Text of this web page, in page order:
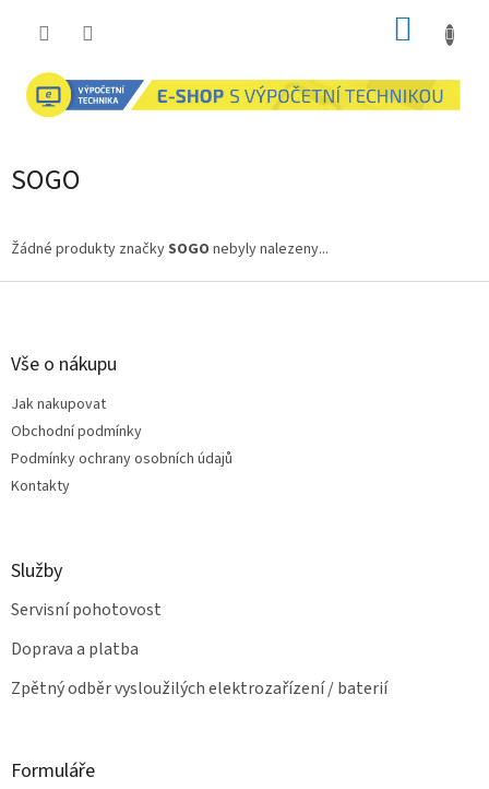
SOGO
Žádné produkty značkySOGO nebyly nalezeny...
Z
Vše o nákupu
Jak nakupovat
Obchodní podmínky
Podmínky ochrany osobních údajů
Kontakty
Služby
Servisní pohotovost
Doprava a platba
Zpětný odběr vysloužilých elektrozařízení / baterií
Formuláře